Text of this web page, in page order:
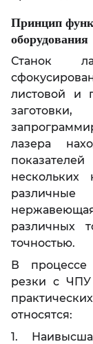
Принцип
оборудования
Станок
листовой и
лазера
нескольких
различных
точностью.
В процессе
резки с ЧПУ
относятся:
1.